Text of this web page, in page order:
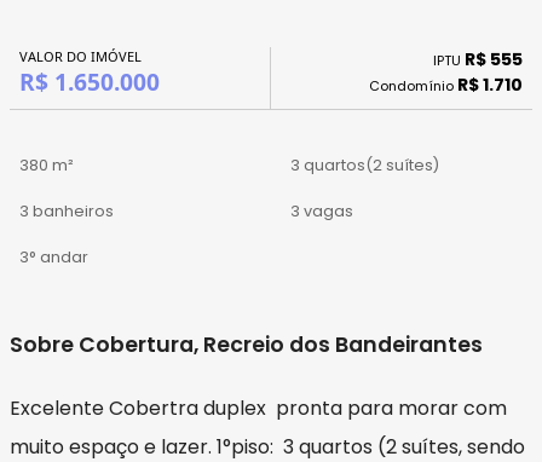
VALOR DO IMÓVEL
R$ 1.650.000
IPTU R$ 555
Condomínio R$ 1.710
380 m² 3 quartos(2 suítes)
3 banheiros 3 vagas
3° andar
Sobre Cobertura, Recreio dos Bandeirantes
Excelente Cobertra duplex pronta para morar com
muito espaço e lazer. 1°piso: 3 quartos (2 suítes, sendo